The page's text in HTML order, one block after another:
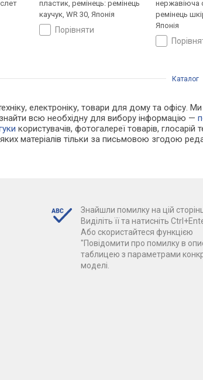
пластик, ремінець: ремінець
каучук, WR 30, Японія
порівняти
нержавіюча
ремінець
Японія
Каталог
електроніку, товари для дому та офісу.
всю необхідну для вибору інформацію —
користувачів, фотогалереї товарів, глосарій
матеріалів тільки за письмовою згодою
Знайшли помилку на цій
Виділіть її та натисніть
Або скористайтеся функцією
"Повідомити про помилку в
таблицею з параметрами
моделі.